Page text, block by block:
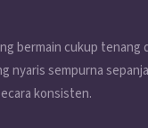
bermain cukup tenang
nyaris sempurna
konsisten.